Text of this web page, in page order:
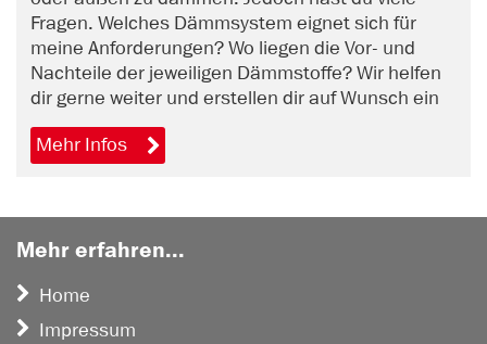
Fragen. Welches Dämmsystem eignet sich für
meine Anforderungen? Wo liegen die Vor- und
Nachteile der jeweiligen Dämmstoffe? Wir helfen
dir gerne weiter und erstellen dir auf Wunsch ein
unverbindliches Angebot. Vereinbare jetzt online
einen Beratungstermin.
Mehr Infos
Mehr erfahren...
Home
Impressum